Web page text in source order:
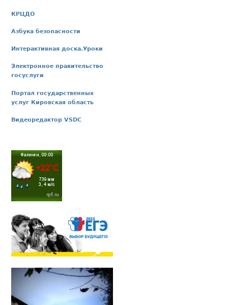
КРЦДО
Азбука безопасности
Интерактивная доска.Уроки
Электронное правительство
госуслуги
Портал государственных
услуг Кировская область
Видеоредактор VSDC